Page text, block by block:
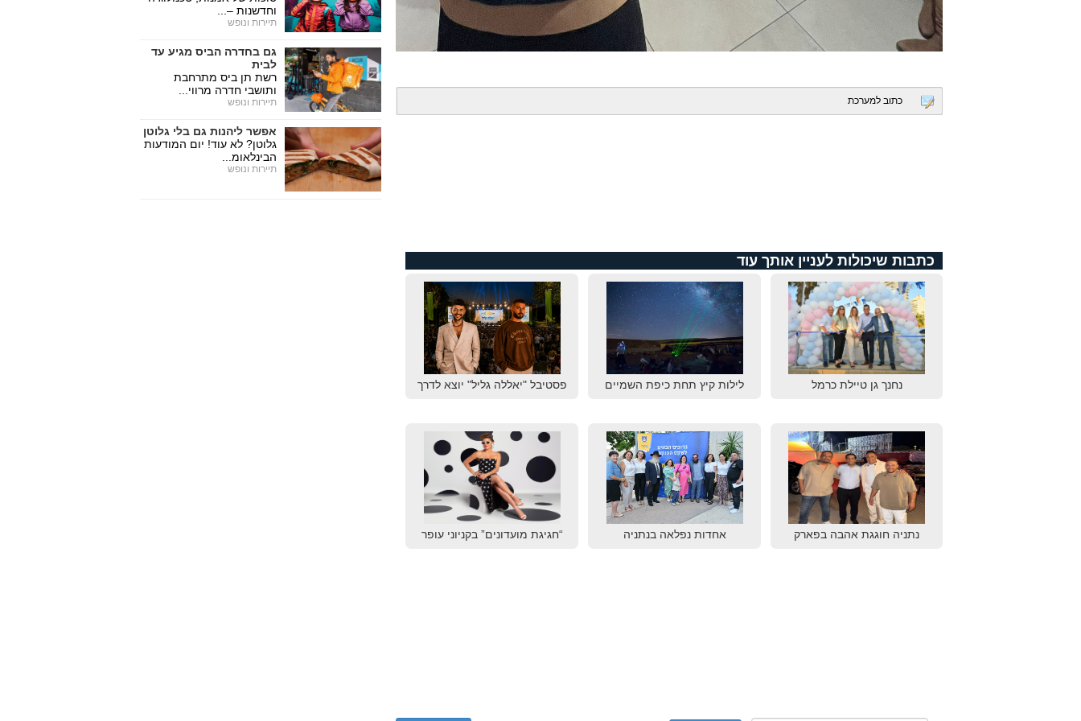
כתוב למערכת
כתבות שיכולות לעניין אותך עוד
נחנך גן טיילת כרמל לילות קיץ תחת כיפת השמיים פסטיבל "יאללה גליל" יוצא לדרך
נתניה חוגגת אהבה בפארק אחדות נפלאה בנתניה “חגיגת מועדונים” בקניוני עופר
וחדשנות –...
תיירות ונופש
גם בחדרה הביס מגיע עד
לבית
רשת תן ביס מתרחבת
ותושבי חדרה מרווי...
תיירות ונופש
אפשר ליהנות גם בלי גלוטן
גלוטן? לא עוד! יום המודעות
הבינלאומ...
תיירות ונופש